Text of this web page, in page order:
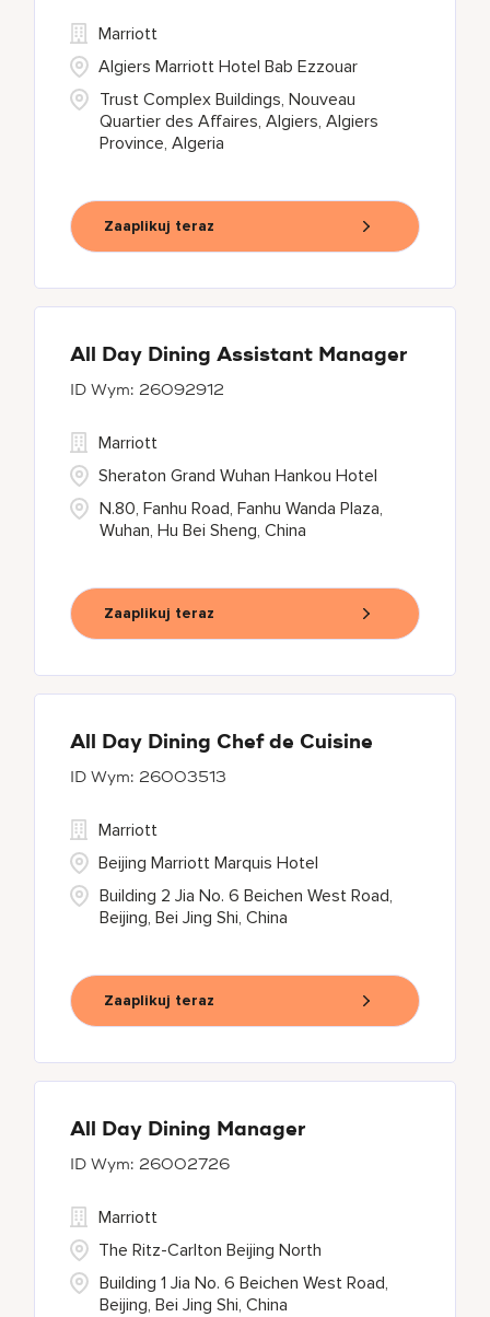
Trust Complex Buildings, Nouveau
Quartier des Affaires, Algiers, Algiers
Province, Algeria
Marriott
Algiers Marriott Hotel Bab Ezzouar
Zaaplikuj teraz
All Day Dining Assistant Manager
26092912
N.80, Fanhu Road, Fanhu Wanda Plaza,
Wuhan, Hu Bei Sheng, China
Marriott
Sheraton Grand Wuhan Hankou Hotel
Zaaplikuj teraz
All Day Dining Chef de Cuisine
26003513
Building 2 Jia No. 6 Beichen West Road,
Beijing, Bei Jing Shi, China
Marriott
Beijing Marriott Marquis Hotel
Zaaplikuj teraz
All Day Dining Manager
26002726
Building 1 Jia No. 6 Beichen West Road,
Beijing, Bei Jing Shi, China
Marriott
The Ritz-Carlton Beijing North